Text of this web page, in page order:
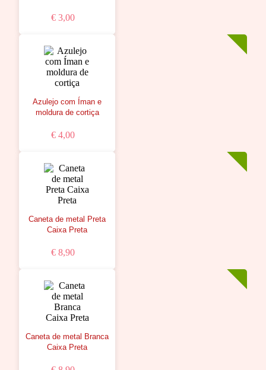
€ 3,00
Azulejo com Íman e
moldura de cortiça
€ 4,00
Caneta de metal Preta
Caixa Preta
€ 8,90
Caneta de metal Branca
Caixa Preta